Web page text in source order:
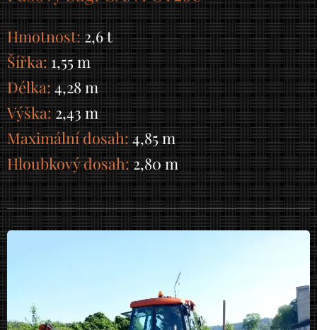
Hmotnost:2,6 t
Šířka: 1,55 m
Délka: 4,28 m
Výška:2,43 m
Maximální dosah:4,85 m
Hloubkový dosah:2,80 m